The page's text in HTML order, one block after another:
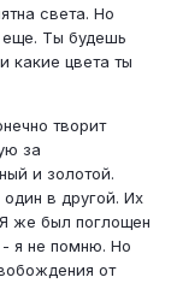
света. Но
еще. Ты будешь
какие цвета ты
творит
за
и золотой.
в другой. Их
же был поглощен
- я не помню. Но
от